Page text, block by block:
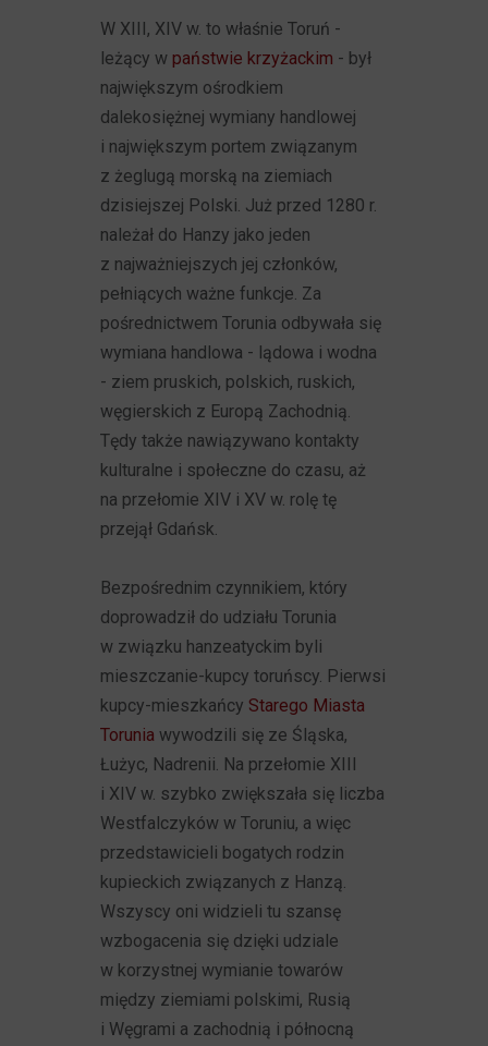
W XIII, XIV w. to właśnie Toruń -
leżący w państwie krzyżackim - był
największym ośrodkiem
dalekosiężnej wymiany handlowej
i największym portem związanym
z żeglugą morską na ziemiach
dzisiejszej Polski. Już przed 1280 r.
należał do Hanzy jako jeden
z najważniejszych jej członków,
pełniących ważne funkcje. Za
pośrednictwem Torunia odbywała się
wymiana handlowa - lądowa i wodna
- ziem pruskich, polskich, ruskich,
węgierskich z Europą Zachodnią.
Tędy także nawiązywano kontakty
kulturalne i społeczne do czasu, aż
na przełomie XIV i XV w. rolę tę
przejął Gdańsk.
Bezpośrednim czynnikiem, który
doprowadził do udziału Torunia
w związku hanzeatyckim byli
mieszczanie-kupcy toruńscy. Pierwsi
kupcy-mieszkańcy Starego Miasta
Torunia wywodzili się ze Śląska,
Łużyc, Nadrenii. Na przełomie XIII
i XIV w. szybko zwiększała się liczba
Westfalczyków w Toruniu, a więc
przedstawicieli bogatych rodzin
kupieckich związanych z Hanzą.
Wszyscy oni widzieli tu szansę
wzbogacenia się dzięki udziale
w korzystnej wymianie towarów
między ziemiami polskimi, Rusią
i Węgrami a zachodnią i północną